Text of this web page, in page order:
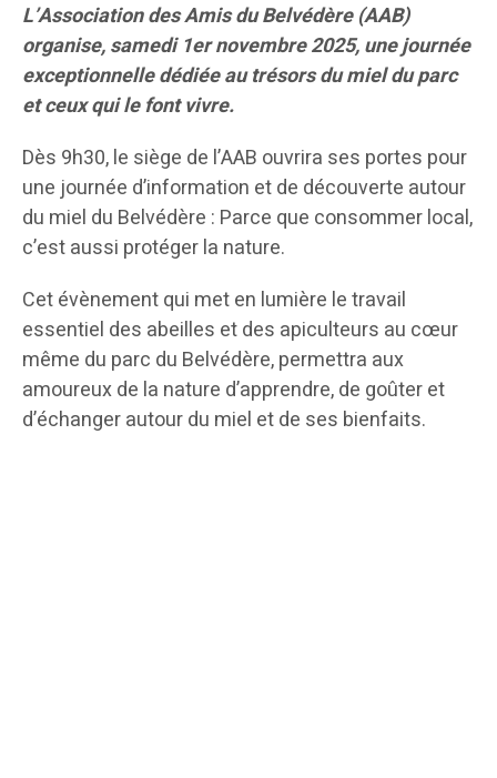
L’Association des Amis du Belvédère (AAB)
organise, samedi 1er novembre 2025, une journée
exceptionnelle dédiée au trésors du miel du parc
et ceux qui le font vivre.
Dès 9h30, le siège de l’AAB ouvrira ses portes pour
une journée d’information et de découverte autour
du miel du Belvédère : Parce que consommer local,
c’est aussi protéger la nature.
Cet évènement qui met en lumière le travail
essentiel des abeilles et des apiculteurs au cœur
même du parc du Belvédère, permettra aux
amoureux de la nature d’apprendre, de goûter et
d’échanger autour du miel et de ses bienfaits.